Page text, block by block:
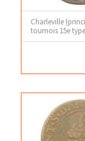
Charleville
tournois 15e